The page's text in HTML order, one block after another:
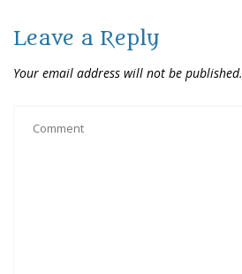
Leave a Reply
Your email address will not be published.